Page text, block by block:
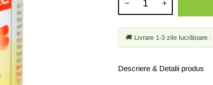
🚚 Livrare 1-3 zile lucrătoare ·
Descriere & Detalii produs